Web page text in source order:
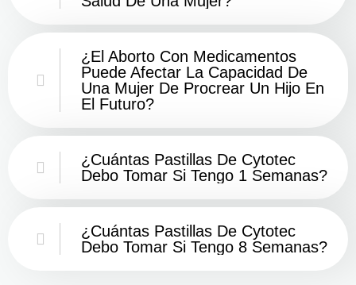
¿El Aborto Con Medicamentos
Puede Afectar La Capacidad De
Una Mujer De Procrear Un Hijo En
El Futuro?
¿Cuántas Pastillas De Cytotec
Debo Tomar Si Tengo 1 Semanas?
¿Cuántas Pastillas De Cytotec
Debo Tomar Si Tengo 8 Semanas?